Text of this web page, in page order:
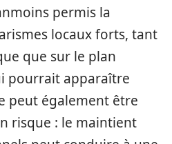
permis la
locaux forts, tant
que sur le plan
pourrait apparaître
peut également être
risque : le maintient